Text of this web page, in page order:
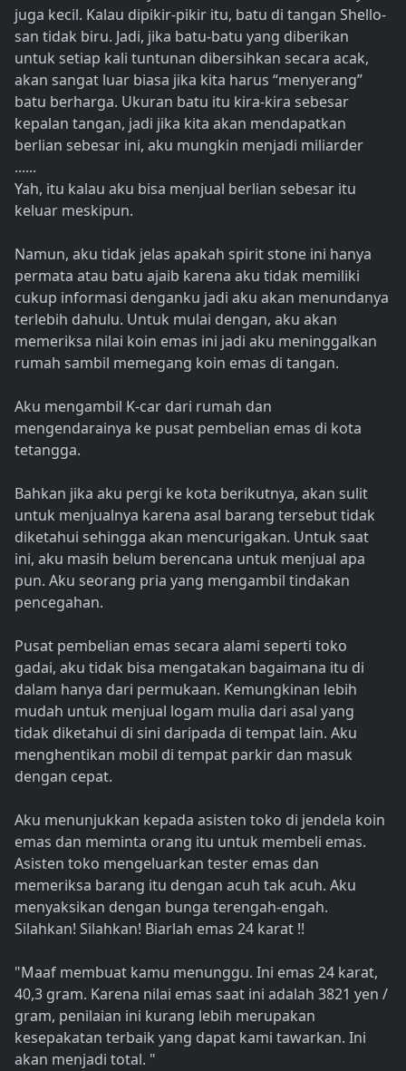
juga kecil. Kalau dipikir-pikir itu, batu di tangan Shello-
san tidak biru. Jadi, jika batu-batu yang diberikan
untuk setiap kali tuntunan dibersihkan secara acak,
akan sangat luar biasa jika kita harus “menyerang”
batu berharga. Ukuran batu itu kira-kira sebesar
kepalan tangan, jadi jika kita akan mendapatkan
berlian sebesar ini, aku mungkin menjadi miliarder
......
Yah, itu kalau aku bisa menjual berlian sebesar itu
keluar meskipun.
Namun, aku tidak jelas apakah spirit stone ini hanya
permata atau batu ajaib karena aku tidak memiliki
cukup informasi denganku jadi aku akan menundanya
terlebih dahulu. Untuk mulai dengan, aku akan
memeriksa nilai koin emas ini jadi aku meninggalkan
rumah sambil memegang koin emas di tangan.
Aku mengambil K-car dari rumah dan
mengendarainya ke pusat pembelian emas di kota
tetangga.
Bahkan jika aku pergi ke kota berikutnya, akan sulit
untuk menjualnya karena asal barang tersebut tidak
diketahui sehingga akan mencurigakan. Untuk saat
ini, aku masih belum berencana untuk menjual apa
pun. Aku seorang pria yang mengambil tindakan
pencegahan.
Pusat pembelian emas secara alami seperti toko
gadai, aku tidak bisa mengatakan bagaimana itu di
dalam hanya dari permukaan. Kemungkinan lebih
mudah untuk menjual logam mulia dari asal yang
tidak diketahui di sini daripada di tempat lain. Aku
menghentikan mobil di tempat parkir dan masuk
dengan cepat.
Aku menunjukkan kepada asisten toko di jendela koin
emas dan meminta orang itu untuk membeli emas.
Asisten toko mengeluarkan tester emas dan
memeriksa barang itu dengan acuh tak acuh. Aku
menyaksikan dengan bunga terengah-engah.
Silahkan! Silahkan! Biarlah emas 24 karat !!
"Maaf membuat kamu menunggu. Ini emas 24 karat,
40,3 gram. Karena nilai emas saat ini adalah 3821 yen /
gram, penilaian ini kurang lebih merupakan
kesepakatan terbaik yang dapat kami tawarkan. Ini
akan menjadi total. "